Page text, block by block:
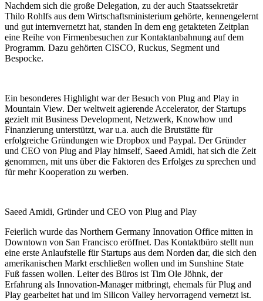
Nachdem sich die große Delegation, zu der auch Staatssekretär
Thilo Rohlfs aus dem Wirtschaftsministerium gehörte, kennengelernt
und gut internvernetzt hat, standen In dem eng getakteten Zeitplan
eine Reihe von Firmenbesuchen zur Kontaktanbahnung auf dem
Programm. Dazu gehörten CISCO, Ruckus, Segment und
Bespocke.
Ein besonderes Highlight war der Besuch von Plug and Play in
Mountain View. Der weltweit agierende Accelerator, der Startups
gezielt mit Business Development, Netzwerk, Knowhow und
Finanzierung unterstützt, war u.a. auch die Brutstätte für
erfolgreiche Gründungen wie Dropbox und Paypal. Der Gründer
und CEO von Plug and Play himself, Saeed Amidi, hat sich die Zeit
genommen, mit uns über die Faktoren des Erfolges zu sprechen und
für mehr Kooperation zu werben.
Saeed Amidi, Gründer und CEO von Plug and Play
Feierlich wurde das Northern Germany Innovation Office mitten in
Downtown von San Francisco eröffnet. Das Kontaktbüro stellt nun
eine erste Anlaufstelle für Startups aus dem Norden dar, die sich den
amerikanischen Markt erschließen wollen und im Sunshine State
Fuß fassen wollen. Leiter des Büros ist Tim Ole Jöhnk, der
Erfahrung als Innovation-Manager mitbringt, ehemals für Plug and
Play gearbeitet hat und im Silicon Valley hervorragend vernetzt ist.